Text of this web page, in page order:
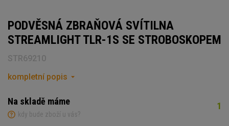
PODVĚSNÁ ZBRAŇOVÁ SVÍTILNA
STREAMLIGHT TLR-1S SE STROBOSKOPEM
STR69210
kompletní popis
Na skladě máme
kdy bude zboží u vás?
1